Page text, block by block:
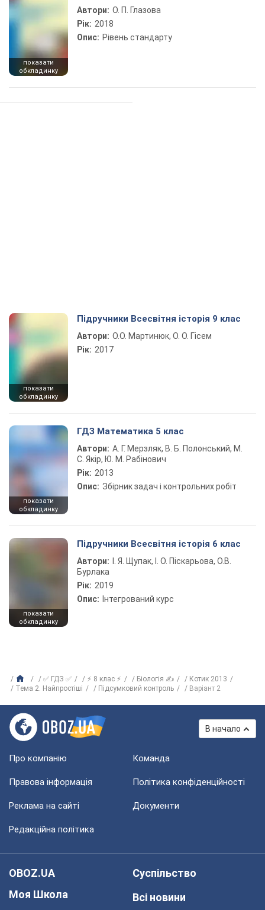
показати
обкладинку
Автори: О. П. Глазова
Рік: 2018
Опис: Рівень стандарту
показати
обкладинку
Підручники Всесвітня історія 9 клас
Автори: О.О. Мартинюк, О. О. Гісем
Рік: 2017
показати
обкладинку
ГДЗ Математика 5 клас
Автори: А. Г. Мерзляк, В. Б. Полонський, М.
С. Якір, Ю. М. Рабінович
Рік: 2013
Опис: Збірник задач і контрольних робіт
показати
обкладинку
Підручники Всесвітня історія 6 клас
Автори:
І. Я. Щупак, І. О. Піскарьова, О.В.
Бурлака
Рік: 2019
Опис: Інтегрований курс
✅ ГДЗ ✅ ⚡ 8 клас ⚡ Біологія ✍
Котик 2013
Тема 2. Найпростіші
Підсумковий контроль Варіант 2
В начало
Про компанію Команда
Правова інформація Політика конфіденційності
Реклама на сайті Документи
Редакційна політика
OBOZ.UA
Моя Школа
Суспільство
Всі новини